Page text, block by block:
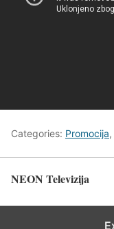
Categories: Promocija,
NEON Televizija